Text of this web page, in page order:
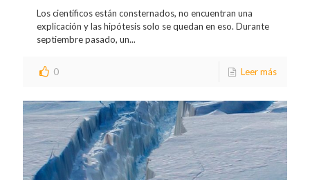
Los científicos están consternados, no encuentran una
explicación y las hipótesis solo se quedan en eso. Durante
septiembre pasado, un...
0 Leer más